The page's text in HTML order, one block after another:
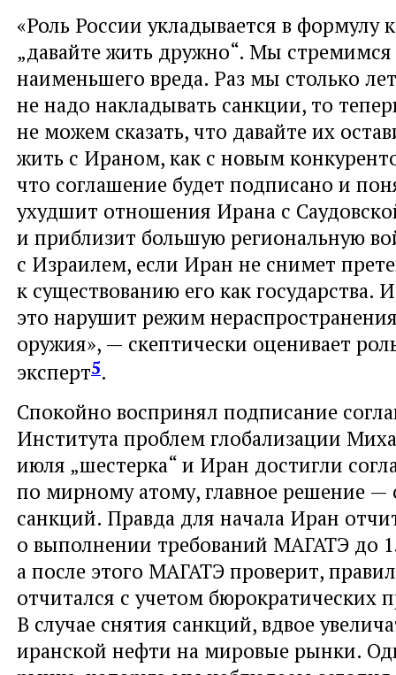
«Роль России укладывается в формулу
„давайте жить дружно“. Мы стремимся
наименьшего вреда. Раз мы столько
не надо накладывать санкции, то
не можем сказать, что давайте их
жить с Ираном, как с новым
что соглашение будет подписано и
ухудшит отношения Ирана с
и приблизит большую региональную
с Израилем, если Иран не снимет
к существованию его как государства.
это нарушит режим
оружия», — скептически оценивает
эксперт5.
Спокойно воспринял подписание
Института проблем глобализации
июля „шестерка“ и Иран достигли
по мирному атому, главное решение —
санкций. Правда для начала Иран
о выполнении требований МАГАТЭ до
а после этого МАГАТЭ проверит,
отчитался с учетом бюрократических
В случае снятия санкций, вдвое
иранской нефти на мировые рынки.